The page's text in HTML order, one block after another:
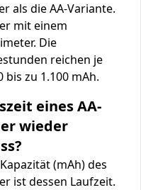
als die AA-Variante.
mit einem
Die
reichen je
zu 1.100 mAh.
eines AA-
wieder
(mAh) des
ist dessen Laufzeit.